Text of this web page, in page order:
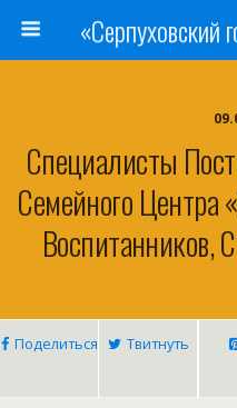
Специалисты
Семейного
Воспитанников,
Поделиться Твитнуть